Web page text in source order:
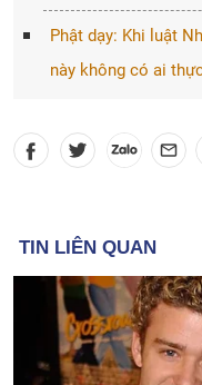
Phật dạy: Khi luật
này không có ai